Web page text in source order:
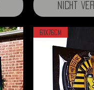
Nicht
61x76cm